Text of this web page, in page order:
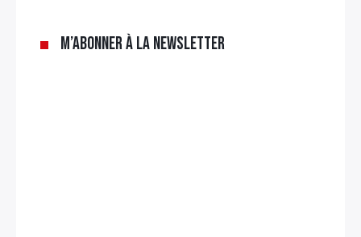
M’abonner à la newsletter